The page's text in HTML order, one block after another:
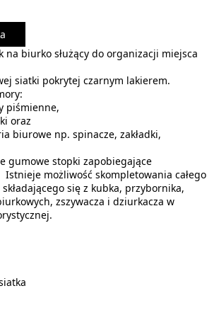
na biurko służący do organizacji miejsca
siatki pokrytej czarnym lakierem.
piśmienne,
oraz
biurowe np. spinacze, zakładki,
gumowe stopki zapobiegające
możliwość skompletowania całego
się z kubka, przybornika,
zszywacza i dziurkacza w